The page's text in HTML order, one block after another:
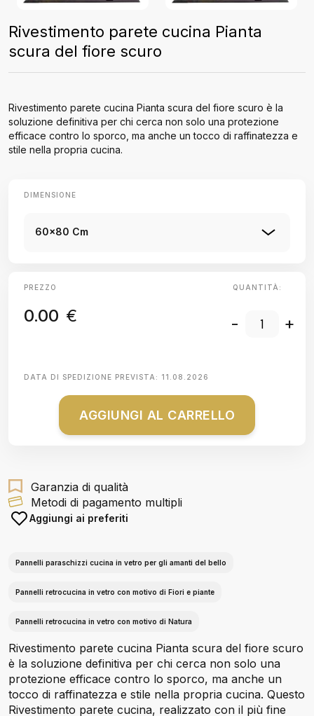
Rivestimento parete cucina Pianta
scura del fiore scuro
Rivestimento parete cucina Pianta scura del fiore scuro è la
soluzione definitiva per chi cerca non solo una protezione
efficace contro lo sporco, ma anche un tocco di raffinatezza e
stile nella propria cucina.
DIMENSIONE
60x80 Cm
PREZZO
0.00 €
QUANTITÀ:
- +
DATA DI SPEDIZIONE PREVISTA: 11.08.2026
AGGIUNGI AL CARRELLO
Garanzia di qualità
Metodi di pagamento multipli
Aggiungi ai preferiti
Pannelli paraschizzi cucina in vetro per gli amanti del bello
Pannelli retrocucina in vetro con motivo di Fiori e piante
Pannelli retrocucina in vetro con motivo di Natura
Rivestimento parete cucina Pianta scura del fiore scuro
è la soluzione definitiva per chi cerca non solo una
protezione efficace contro lo sporco, ma anche un
tocco di raffinatezza e stile nella propria cucina. Questo
Rivestimento parete cucina, realizzato con il più fine